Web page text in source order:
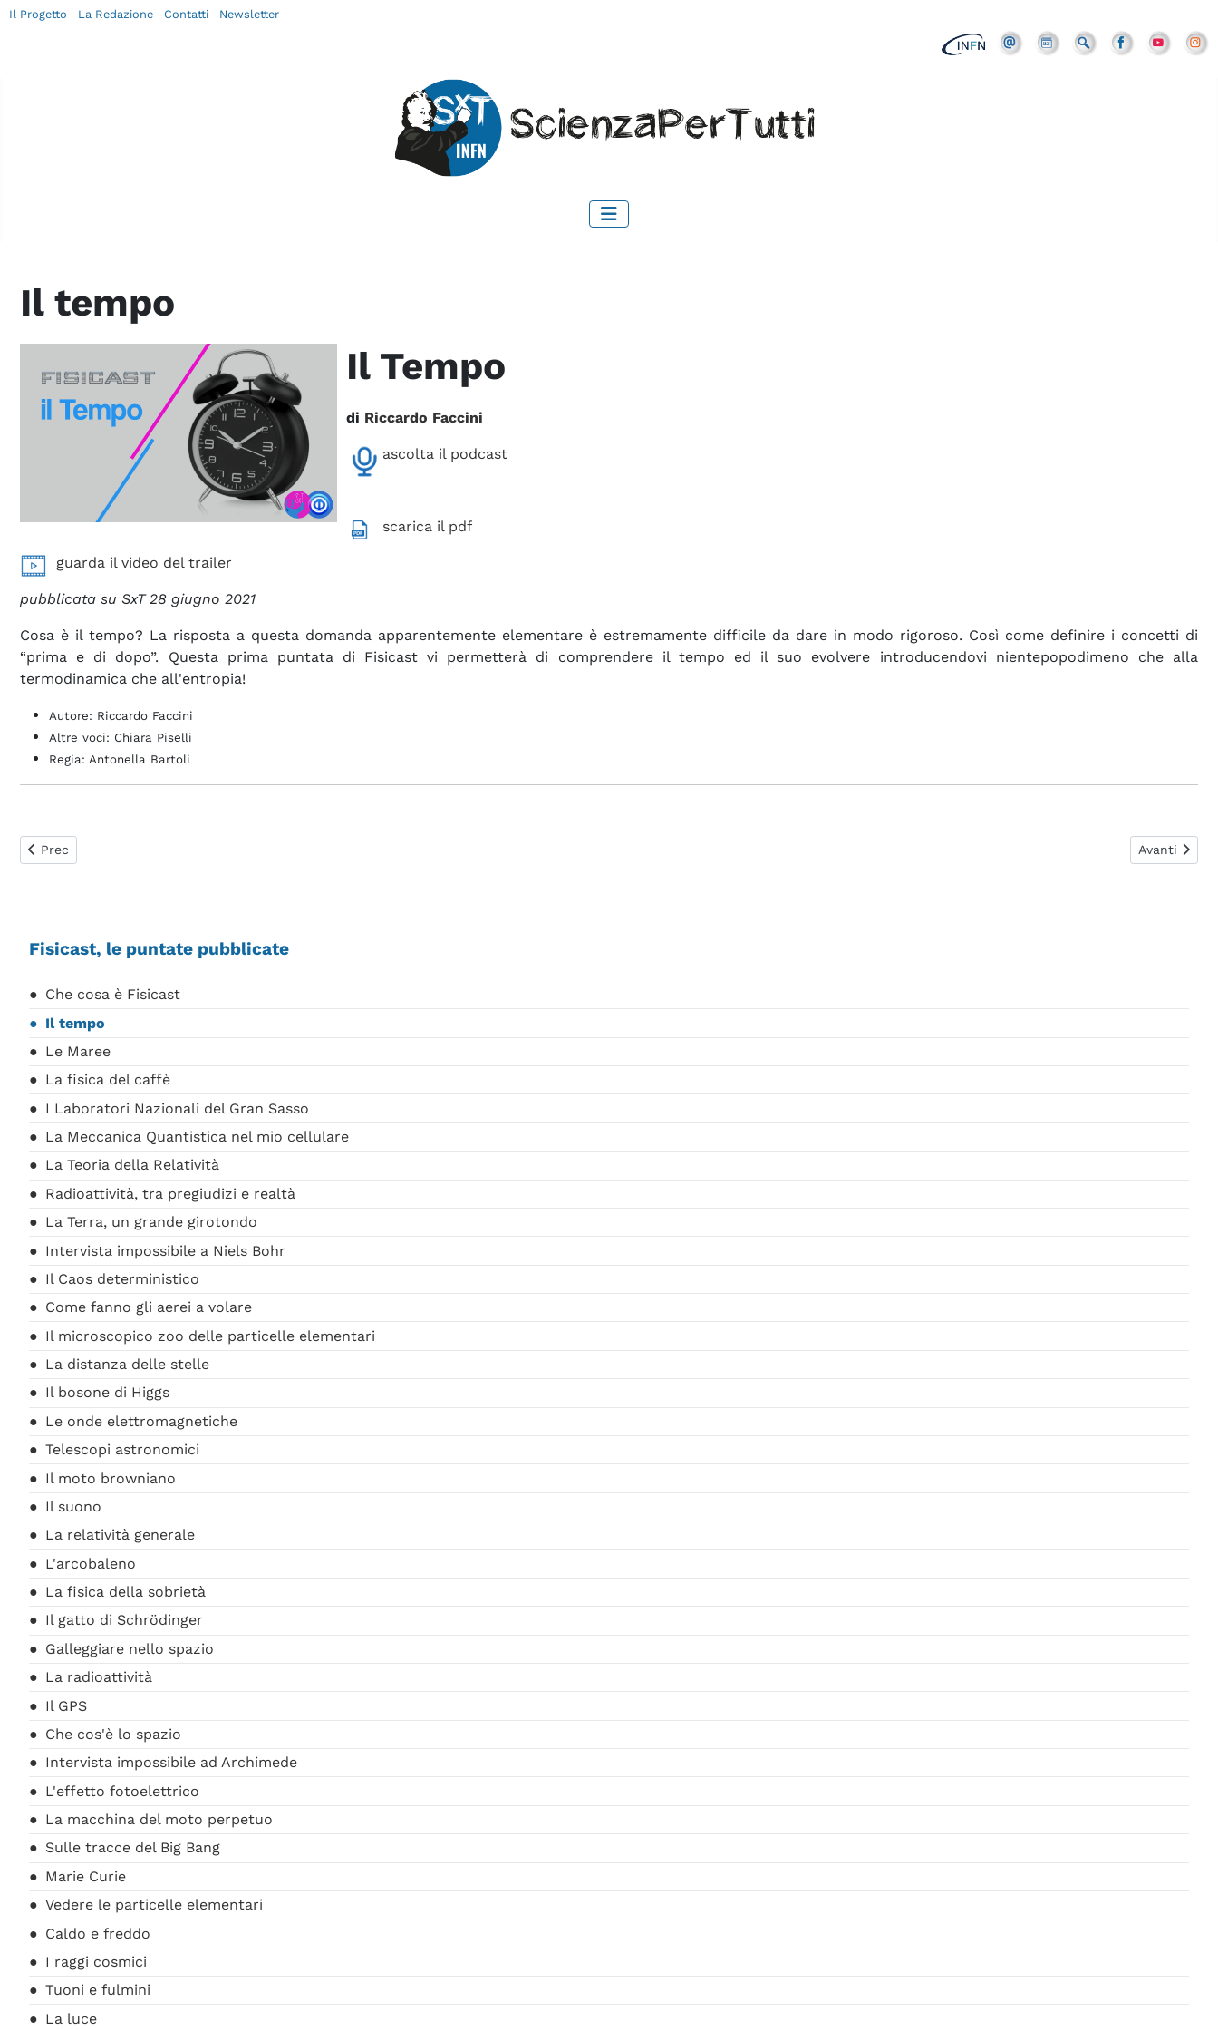
Il Progetto La Redazione Contatti Newsletter
Il tempo
Il Tempo
di Riccardo Faccini
ascolta il podcast
scarica il pdf
guarda il video del trailer
pubblicata su SxT 28 giugno 2021
Cosa è il tempo? La risposta a questa domanda apparentemente elementare è estremamente difficile da dare in modo rigoroso. Così come definire i concetti di
“prima e di dopo”. Questa prima puntata di Fisicast vi permetterà di comprendere il tempo ed il suo evolvere introducendovi nientepopodimeno che alla
termodinamica che all'entropia!
Autore: Riccardo Faccini
Altre voci: Chiara Piselli
Regia: Antonella Bartoli
Articolo precedente: Fisicast
Prec Articolo
Avanti
Fisicast, le puntate pubblicate
Che cosa è Fisicast
Il tempo
Le Maree
La fisica del caffè
I Laboratori Nazionali del Gran Sasso
La Meccanica Quantistica nel mio cellulare
La Teoria della Relatività
Radioattività, tra pregiudizi e realtà
La Terra, un grande girotondo
Intervista impossibile a Niels Bohr
Il Caos deterministico
Come fanno gli aerei a volare
Il microscopico zoo delle particelle elementari
La distanza delle stelle
Il bosone di Higgs
Le onde elettromagnetiche
Telescopi astronomici
Il moto browniano
Il suono
La relatività generale
L'arcobaleno
La fisica della sobrietà
Il gatto di Schrödinger
Galleggiare nello spazio
La radioattività
Il GPS
Che cos'è lo spazio
Intervista impossibile ad Archimede
L'effetto fotoelettrico
La macchina del moto perpetuo
Sulle tracce del Big Bang
Marie Curie
Vedere le particelle elementari
Caldo e freddo
I raggi cosmici
Tuoni e fulmini
La luce